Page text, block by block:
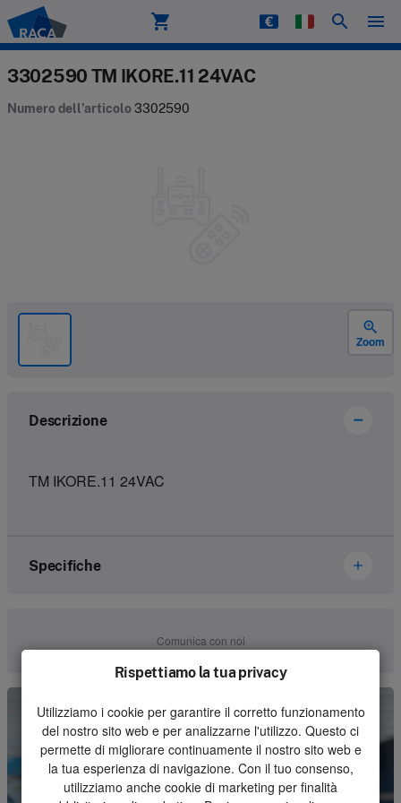
Raca shopping_cart search menu
3302590 TM IKORE.11 24VAC
Numero dell'articolo3302590
zoom_in
Zoom
Descrizione
TM IKORE.11 24VAC
Specifiche
Numero dell'articolo
3302590
Unità
Pezzo
Quantità minima d'ordine
1
Comunica con noi
Rispettiamo la tua privacy
Utilizziamo i cookie per garantire il corretto funzionamento
del nostro sito web e per analizzarne l'utilizzo. Questo ci
permette di migliorare continuamente il nostro sito web e
la tua esperienza di navigazione. Con il tuo consenso,
utilizziamo anche cookie di marketing per finalità